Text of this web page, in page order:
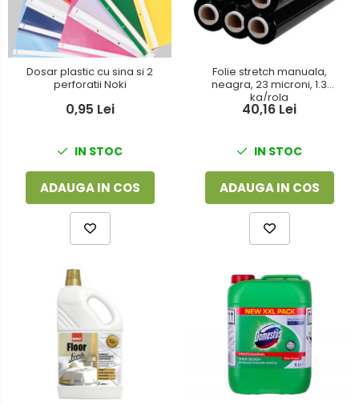
Dosar plastic cu sina si 2
perforatii Noki
0,95 Lei
IN STOC
ADAUGA IN COS
Folie stretch manuala,
neagra, 23 microni, 1.3
kg/rola
40,16 Lei
IN STOC
ADAUGA IN COS